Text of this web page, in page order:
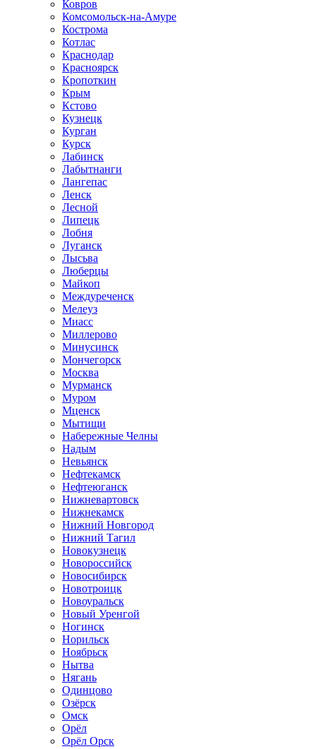
Ковров
Комсомольск-на-Амуре
Кострома
Котлас
Краснодар
Красноярск
Кропоткин
Крым
Кстово
Кузнецк
Курган
Курск
Лабинск
Лабытнанги
Лангепас
Ленск
Лесной
Липецк
Лобня
Луганск
Лысьва
Люберцы
Майкоп
Междуреченск
Мелеуз
Миасс
Миллерово
Минусинск
Мончегорск
Москва
Мурманск
Муром
Мценск
Мытищи
Набережные Челны
Надым
Невьянск
Нефтекамск
Нефтеюганск
Нижневартовск
Нижнекамск
Нижний Новгород
Нижний Тагил
Новокузнецк
Новороссийск
Новосибирск
Новотроицк
Новоуральск
Новый Уренгой
Ногинск
Норильск
Ноябрьск
Нытва
Нягань
Одинцово
Озёрск
Омск
Орёл
Орёл Орск